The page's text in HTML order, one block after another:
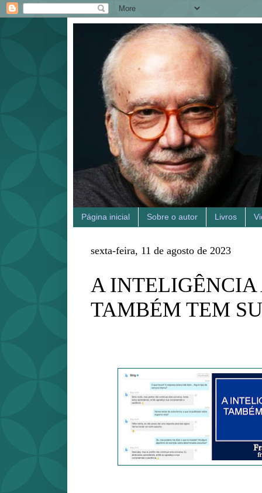
Página inicial Sobre o autor Livros
sexta-feira, 11 de agosto de 2023
A
TAMBÉM TEM